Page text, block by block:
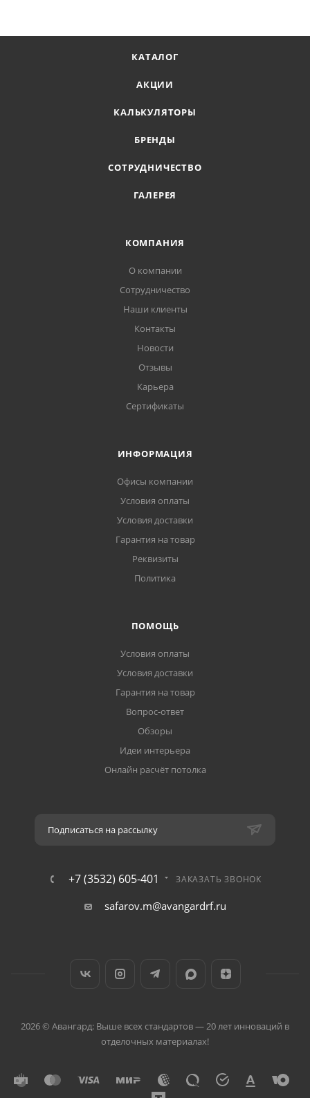
КАТАЛОГ
АКЦИИ
КАЛЬКУЛЯТОРЫ
БРЕНДЫ
СОТРУДНИЧЕСТВО
ГАЛЕРЕЯ
КОМПАНИЯ
О компании
Сотрудничество
Наши клиенты
Контакты
Новости
Отзывы
Карьера
Сертификаты
ИНФОРМАЦИЯ
Офисы компании
Условия оплаты
Условия доставки
Гарантия на товар
Реквизиты
Политика
ПОМОЩЬ
Условия оплаты
Условия доставки
Гарантия на товар
Вопрос-ответ
Обзоры
Идеи интерьера
Онлайн расчёт потолка
Подписаться на рассылку
+7 (3532) 605-401 ЗАКАЗАТЬ ЗВОНОК
safarov.m@avangardrf.ru
2026 © Авангард: Выше всех стандартов — 20 лет инноваций в
отделочных материалах!